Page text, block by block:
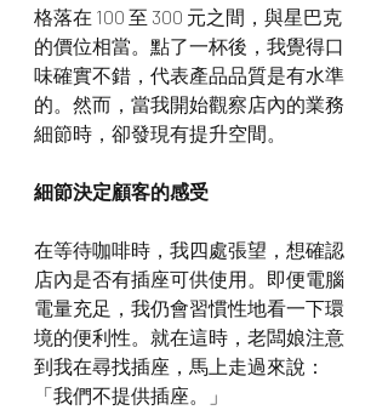
格落在 100 至 300 元之間，與星巴克
的價位相當。點了一杯後，我覺得口
味確實不錯，代表產品品質是有水準
的。然而，當我開始觀察店內的業務
細節時，卻發現有提升空間。
細節決定顧客的感受
在等待咖啡時，我四處張望，想確認
店內是否有插座可供使用。即便電腦
電量充足，我仍會習慣性地看一下環
境的便利性。就在這時，老闆娘注意
到我在尋找插座，馬上走過來說：
「我們不提供插座。」